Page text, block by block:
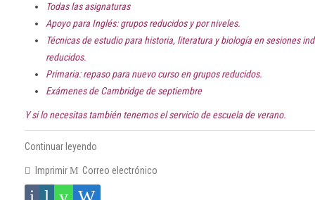
Todas las asignaturas
Apoyo para Inglés: grupos reducidos y por niveles.
Técnicas de estudio para historia, literatura y biología en sesiones
reducidos.
Primaria: repaso para nuevo curso en grupos reducidos.
Exámenes de Cambridge de septiembre
Y si lo necesitas también tenemos el servicio de escuela de verano.
Continuar leyendo
Imprimir Correo electrónico